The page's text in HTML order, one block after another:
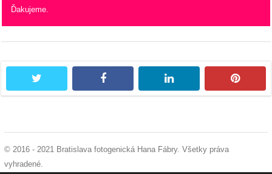
Ďakujeme.
facebook linkedin
© 2016 - 2021 Bratislava fotogenická Hana Fábry. Všetky práva
vyhradené.